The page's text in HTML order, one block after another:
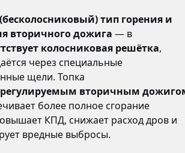
тип горения и
вторичного дожига — в
колосниковая решётка,
через специальные
щели. Топка
регулируемым вторичным
более полное сгорание
КПД, снижает расход дров и
вредные выбросы.